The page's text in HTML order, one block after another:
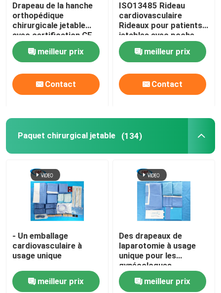
Kit de livraison de bébé
Drapeau chirurgical ophtalmique
L'Arthroscopy de genou drapent
Rideaux de chirurgie dentaire
Équipement de protection médicale
Fournitures médicales jetables
Drapeau de la hanche
orthopédique
chirurgicale jetable
avec certification CE
ISO13485
meilleur prix
Contact
ISO13485 Rideau
cardiovasculaire
Rideaux pour patients
jetables avec poche
meilleur prix
Contact
Paquet chirurgical jetable (134)
- Un emballage
cardiovasculaire à
usage unique
meilleur prix
Des drapeaux de
laparotomie à usage
unique pour les
gynécologues
meilleur prix